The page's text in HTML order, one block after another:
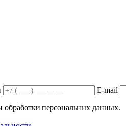
E-mail
персональных данных.